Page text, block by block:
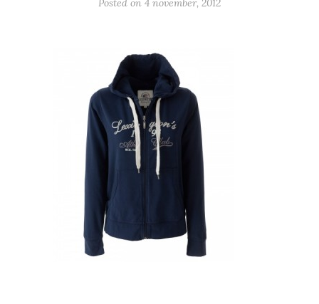
Posted on 4 november, 2012